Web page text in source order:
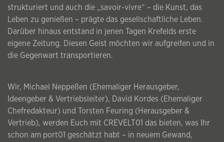
strukturiert und auch die „savoir-vivre“ – die Kunst, das
Leben zu genießen – prägte das gesellschaftliche Leben.
Darüber hinaus entstand in jenen Tagen Krefelds erste
eigene Zeitung. Diesen Geist möchten wir aufgreifen und in
die Gegenwart transportieren.
Wir, Michael Neppeßen (Ehemaliger Herausgeber,
Ideengeber & Vertriebsleiter), David Kordes (Ehemaliger
Chefredakteur) und Torsten Feuring (Herausgeber &
Vertrieb), werden Euch mit CREVELT01 das bieten, was Ihr
schon am port01 geschätzt habt – in neuem Gewand,